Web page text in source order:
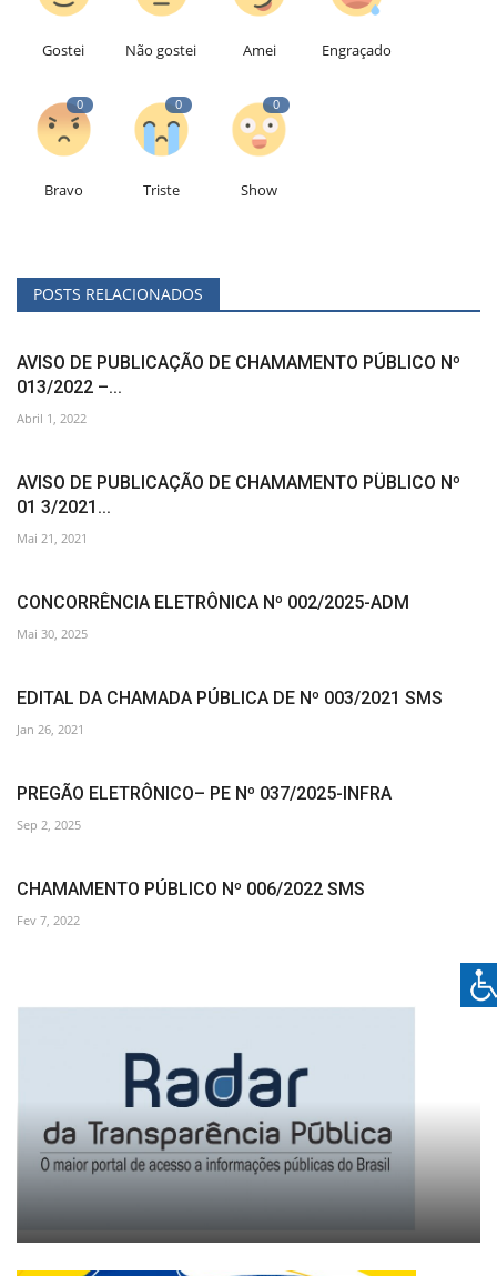
Gostei Não gostei Amei Engraçado
0
Bravo
0
Triste
0
Show
POSTS RELACIONADOS
AVISO DE PUBLICAÇÃO DE CHAMAMENTO PÚBLICO Nº
013/2022 –...
Abril 1, 2022
AVISO DE PUBLICAÇÃO DE CHAMAMENTO PÜBLICO Nº
01 3/2021...
Mai 21, 2021
CONCORRÊNCIA ELETRÔNICA Nº 002/2025-ADM
Mai 30, 2025
EDITAL DA CHAMADA PÚBLICA DE Nº 003/2021 SMS
Jan 26, 2021
PREGÃO ELETRÔNICO– PE Nº 037/2025-INFRA
Sep 2, 2025
CHAMAMENTO PÚBLICO Nº 006/2022 SMS
Fev 7, 2022